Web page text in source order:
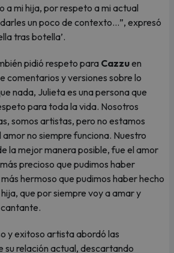
a mi hija, por respeto a mi actual
un poco de contexto…”, expresó
tras botella’.
pidió respeto para Cazzuen
comentarios y versiones sobre lo
nada, Julieta es una persona que
para toda la vida. Nosotros
somos artistas, pero no estamos
amor no siempre funciona. Nuestro
la mejor manera posible, fue el amor
precioso que pudimos haber
hermoso que pudimos haber hecho
que por siempre voy a amar y
y exitoso artista abordó las
su relación actual, descartando